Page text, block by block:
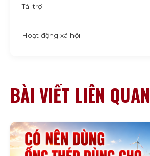
Tài trợ
Hoạt động xã hội
BÀI VIẾT LIÊN QUAN